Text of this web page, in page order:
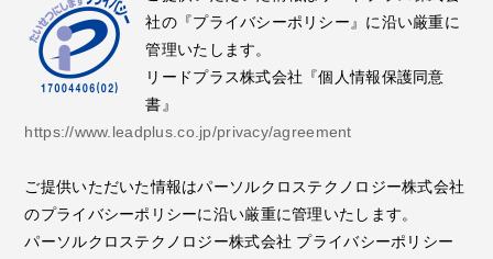
社の『プライバシーポリシー』に沿い厳重に
管理いたします。
リードプラス株式会社『個人情報保護同意
書』
https://www.leadplus.co.jp/privacy/agreement
ご提供いただいた情報はパーソルクロステクノロジー株式会社
のプライバシーポリシーに沿い厳重に管理いたします。
パーソルクロステクノロジー株式会社 プライバシーポリシー